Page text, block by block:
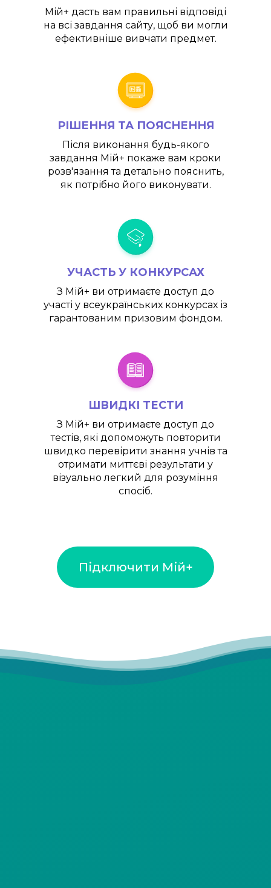
Мій+ дасть вам правильні відповіді
на всі завдання сайту, щоб ви могли
ефективніше вивчати предмет.
РІШЕННЯ ТА ПОЯСНЕННЯ
Після виконання будь-якого
завдання Мій+ покаже вам кроки
розв'язання та детально пояснить,
як потрібно його виконувати.
УЧАСТЬ У КОНКУРСАХ
З Мій+ ви отримаєте доступ до
участі у всеукраїнських конкурсах із
гарантованим призовим фондом.
ШВИДКІ ТЕСТИ
З Мій+ ви отримаєте доступ до
тестів, які допоможуть повторити
швидко перевірити знання учнів та
отримати миттєві результати у
візуально легкий для розуміння
спосіб.
Підключити Мій+